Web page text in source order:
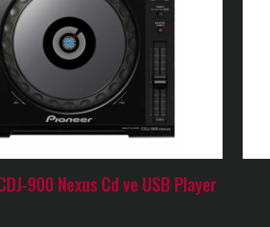
900 Nexus Cd ve USB Player